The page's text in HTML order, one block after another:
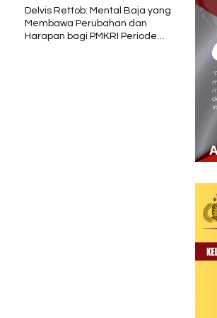
PT Sokoria Geothermal
Indonesia Perkuat Kolaborasi
dengan Masyarakat di